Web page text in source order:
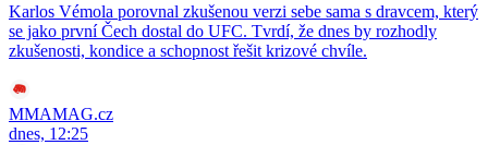
Karlos Vémola porovnal zkušenou verzi sebe sama s dravcem, který
se jako první Čech dostal do UFC. Tvrdí, že dnes by rozhodly
zkušenosti, kondice a schopnost řešit krizové chvíle.
MMAMAG.cz
dnes, 12:25